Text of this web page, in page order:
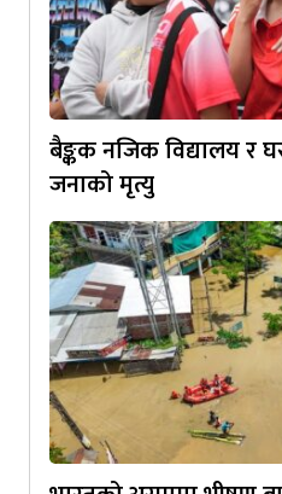
बैङ्कक नजिक विद्यालय र
जनाको मृत्यु